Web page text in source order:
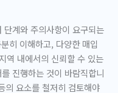
계와 주의사항이 요구되는
히 이해하고, 다양한 매입
역 내에서의 신뢰할 수 있는
진행하는 것이 바람직합니
의 요소를 철저히 검토해야